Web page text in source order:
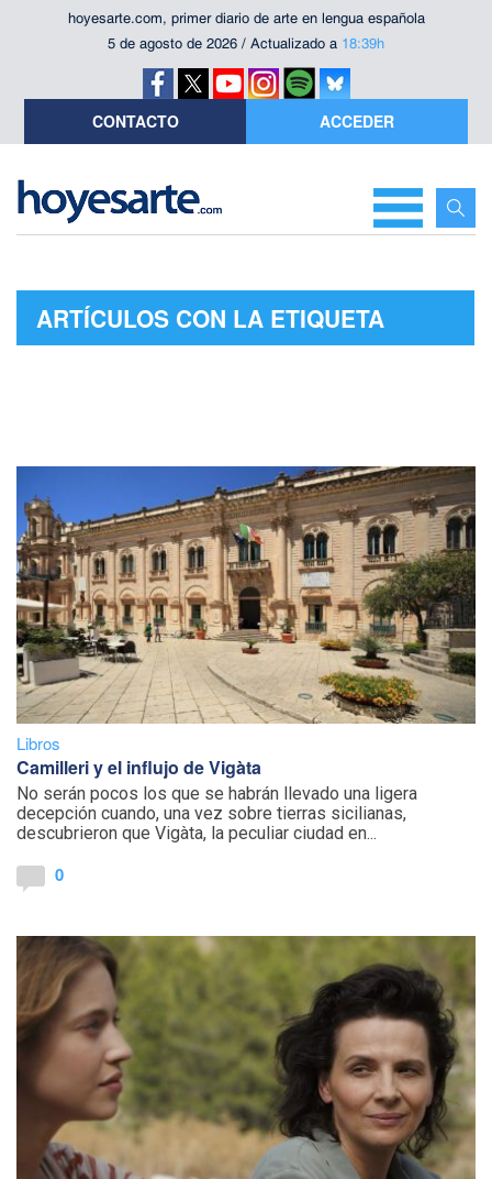
hoyesarte.com, primer diario de arte en lengua española
5 de agosto de 2026 / Actualizado a 18:39h
CONTACTO ACCEDER
ARTÍCULOS CON LA ETIQUETA
Libros
Camilleri y el influjo de Vigàta
No serán pocos los que se habrán llevado una ligera
decepción cuando, una vez sobre tierras sicilianas,
descubrieron que Vigàta, la peculiar ciudad en...
0